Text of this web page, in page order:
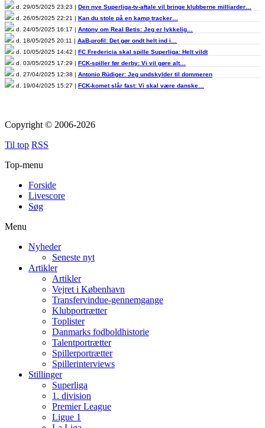
d. 29/05/2025 23:23 | Den nye Superliga-tv-aftale vil bringe klubberne milliarder…
d. 26/05/2025 22:21 | Kan du stole på en kamp tracker…
d. 24/05/2025 16:17 | Antony om Real Betis: Jeg er lykkelig…
d. 18/05/2025 20:11 | AaB-profil: Det gør ondt helt ind i…
d. 10/05/2025 14:42 | FC Fredericia skal spille Superliga: Helt vildt
d. 03/05/2025 17:29 | FCK-spiller før derby: Vi vil gøre alt…
d. 27/04/2025 12:38 | Antonio Rüdiger: Jeg undskylder til dommeren
d. 19/04/2025 15:27 | FCK-komet slår fast: Vi skal være danske…
Copyright © 2006-2026
Til top RSS
Top-menu
Forside
Livescore
Søg
Menu
Nyheder
Seneste nyt
Artikler
Artikler
Vejret i København
Transfervindue-gennemgange
Klubportrætter
Toplister
Danmarks fodboldhistorie
Talentportrætter
Spillerportrætter
Spillerinterviews
Stillinger
Superliga
1. division
Premier League
Ligue 1